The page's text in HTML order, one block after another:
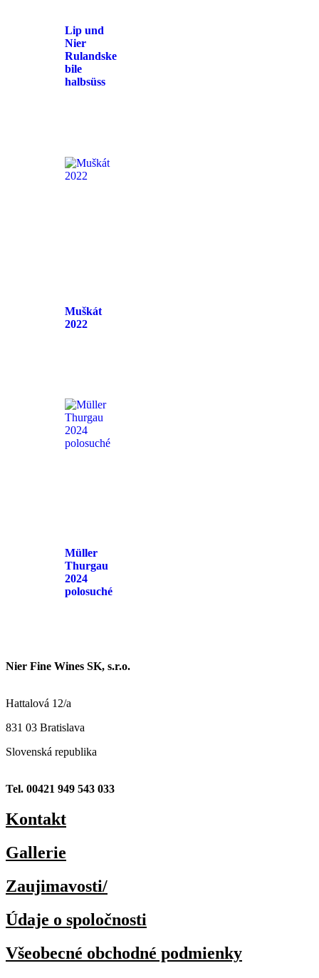
Lip und
Nier
Rulandske
bile
halbsüss
Muškát
2022
Müller
Thurgau
2024
polosuché
Nier Fine Wines SK, s.r.o.
Hattalová 12/a
831 03 Bratislava
Slovenská republika
Tel. 00421 949 543 033
Kontakt
Gallerie
Zaujimavosti/
Údaje o spoločnosti
Všeobecné obchodné podmienky